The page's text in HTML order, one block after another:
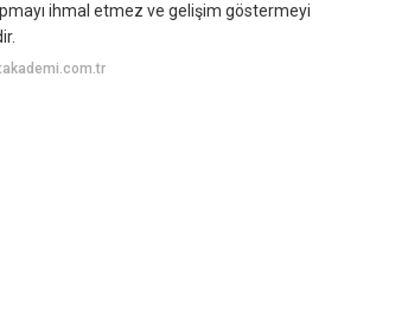
ihmal etmez ve gelişim göstermeyi